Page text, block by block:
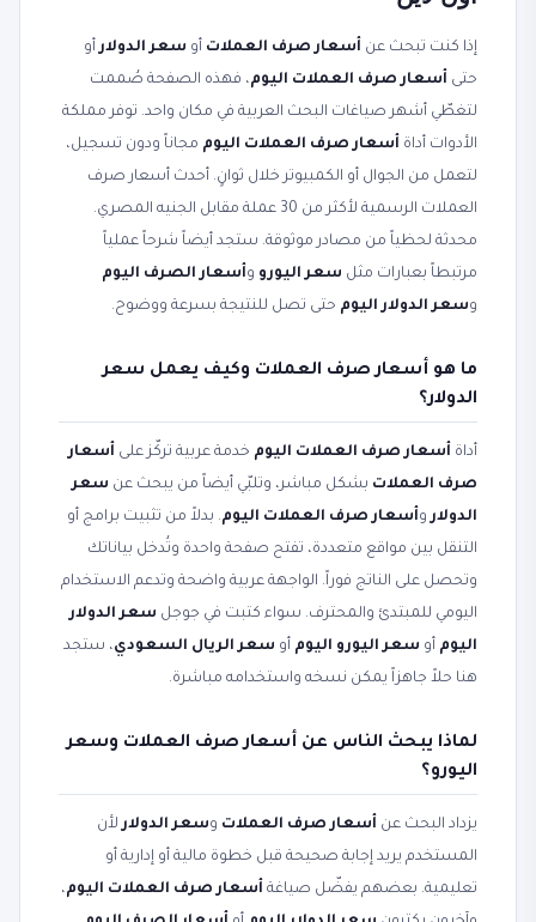
إذا كنت تبحث عن أسعار صرف العملات أو سعر الدولارأو
حتى أسعار صرف العملات اليوم، فهذه الصفحة صُممت
لتغطّي أشهر صياغات البحث العربية في مكان واحد. توفر مملكة
الأدوات أداة أسعار صرف العملات اليوم مجاناً ودون تسجيل،
لتعمل من الجوال أو الكمبيوتر خلال ثوانٍ. أحدث أسعار صرف
العملات الرسمية لأكثر من 30 عملة مقابل الجنيه المصري.
محدثة لحظياً من مصادر موثوقة. ستجد أيضاً شرحاً عملياً
مرتبطاً بعبارات مثل سعر اليورو وأسعار الصرف اليوم
وسعر الدولار اليوم حتى تصل للنتيجة بسرعة ووضوح.
ما هو أسعار صرف العملات وكيف يعمل سعر
الدولار؟
أداة أسعار صرف العملات اليوم خدمة عربية تركّز على أسعار
صرف العملات بشكل مباشر، وتلبّي أيضاً من يبحث عن سعر
الدولاروأسعار صرف العملات اليوم. بدلاً من تثبيت برامج أو
التنقل بين مواقع متعددة، تفتح صفحة واحدة وتُدخل بياناتك
وتحصل على الناتج فوراً. الواجهة عربية واضحة وتدعم الاستخدام
اليومي للمبتدئ والمحترف. سواء كتبت في جوجل سعر الدولار
اليوم أو سعر اليورو اليوم أو سعر الريال السعودي، ستجد
هنا حلاً جاهزاً يمكن نسخه واستخدامه مباشرة.
لماذا يبحث الناس عن أسعار صرف العملات وسعر
اليورو؟
يزداد البحث عن أسعار صرف العملات وسعر الدولارلأن
المستخدم يريد إجابة صحيحة قبل خطوة مالية أو إدارية أو
تعليمية. بعضهم يفضّل صياغة أسعار صرف العملات اليوم،